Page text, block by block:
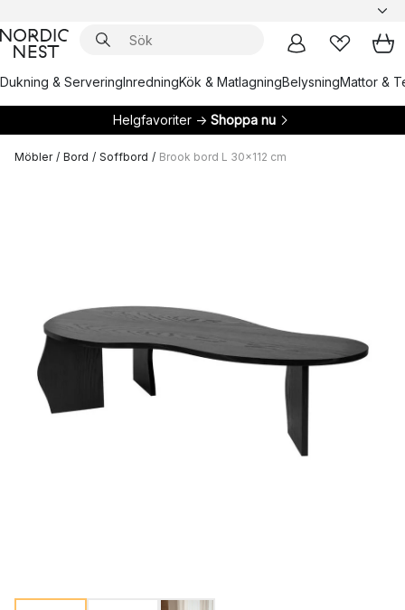
Dukning & ServeringInredningKök & MatlagningBelysningMattor &
Helgfavoriter → Shoppa nu
Möbler / Bord / Soffbord / Brook bord L 30x112 cm